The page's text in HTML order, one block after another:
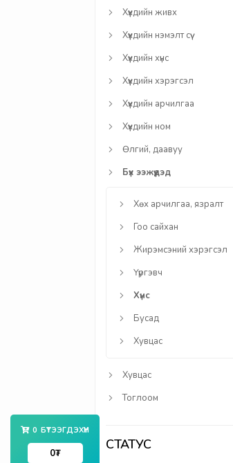
Хүүхдийн живх
Хүүхдийн нэмэлт сүү
Хүүхдийн хүнс
Хүүхдийн хэрэгсэл
Хүүхдийн арчилгаа
Хүүхдийн ном
Өлгий, даавуу
Бүх ээжүүдэд
Хөх арчилгаа, язралт
Гоо сайхан
Жирэмсэний хэрэгсэл
Үүргэвч
Хүнс
Бусад
Хувцас
Хувцас
Тоглоом
СТАТУС
0 БҮТЭЭГДЭХҮҮН
0₮